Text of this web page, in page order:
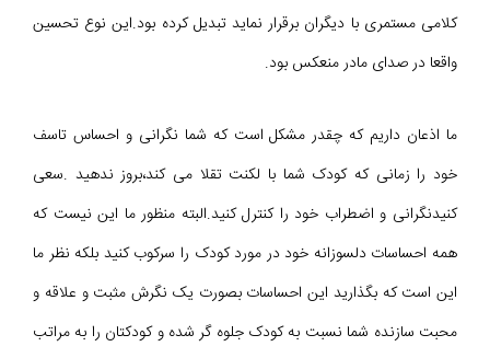
کلامی مستمری با دیگران برقرار نماید تبدیل کرده بود.این نوع تحسین
واقعا در صدای مادر منعکس بود.
ما اذعان داریم که چقدر مشکل است که شما نگرانی و احساس تاسف
خود را زمانی که کودک شما با لکنت تقلا می کند،بروز ندهید .سعی
کنیدنگرانی و اضطراب خود را کنترل کنید.البته منظور ما این نیست که
همه احساسات دلسوزانه خود در مورد کودک را سرکوب کنید بلکه نظر ما
این است که بگذارید این احساسات بصورت یک نگرش مثبت و علاقه و
محبت سازنده شما نسبت به کودک جلوه گر شده و کودکتان را به مراتب